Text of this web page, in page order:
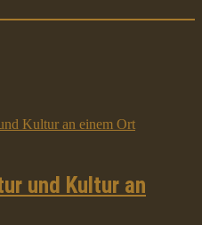
und Kultur an